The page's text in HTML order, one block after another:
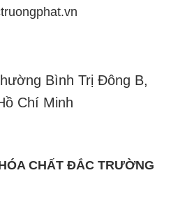
Bình Trị Đông B,
Chí Minh
CHẤT ĐẮC TRƯỜNG